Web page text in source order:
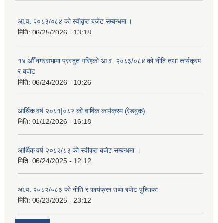
आ.व. २०८३/०८४ को स्वीकृत बजेट सम्बन्धमा ।
मिति: 06/25/2026 - 13:18
१४ औँ नगरसभामा प्रस्तुत गरिएको आ.व. २०८३/०८४ को नीति तथा कार्यक्रम
र बजेट
मिति: 06/24/2026 - 10:26
आर्थिक वर्ष २०८१|०८२ को वार्षिक कार्यक्रम (रेडबुक)
मिति: 01/12/2026 - 16:18
आर्थिक वर्ष २०८२/८३ को स्वीकृत बजेट सम्बन्धमा ।
मिति: 06/24/2025 - 12:12
आ.व. २०८२/०८३ को नीति र कार्यक्रम तथा बजेट पुस्तिका
मिति: 06/23/2025 - 23:12